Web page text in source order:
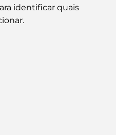
identificar quais